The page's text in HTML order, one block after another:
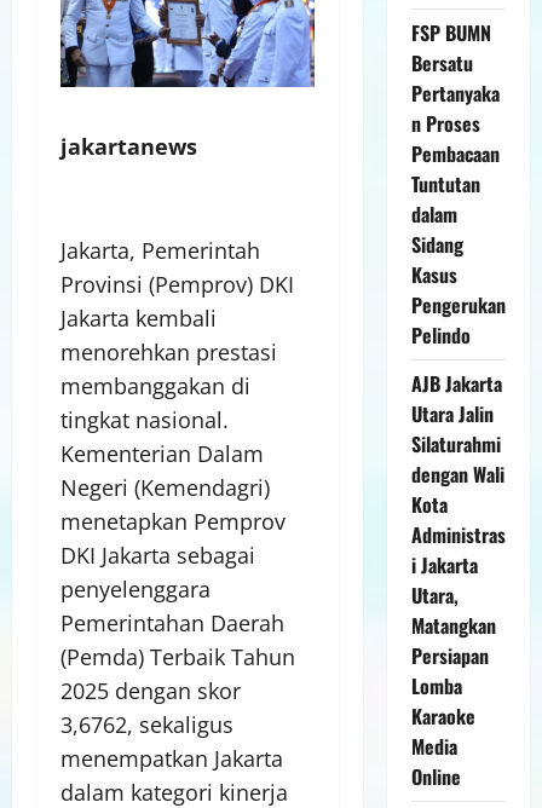
jakartanews
Jakarta, Pemerintah
Provinsi (Pemprov) DKI
Jakarta kembali
menorehkan prestasi
membanggakan di
tingkat nasional.
Kementerian Dalam
Negeri (Kemendagri)
menetapkan Pemprov
DKI Jakarta sebagai
penyelenggara
Pemerintahan Daerah
(Pemda) Terbaik Tahun
2025 dengan skor
3,6762, sekaligus
menempatkan Jakarta
dalam kategori kinerja
FSP BUMN
Bersatu
Pertanyaka
n Proses
Pembacaan
Tuntutan
dalam
Sidang
Kasus
Pengerukan
Pelindo
AJB Jakarta
Utara Jalin
Silaturahmi
dengan Wali
Kota
Administras
i Jakarta
Utara,
Matangkan
Persiapan
Lomba
Karaoke
Media
Online